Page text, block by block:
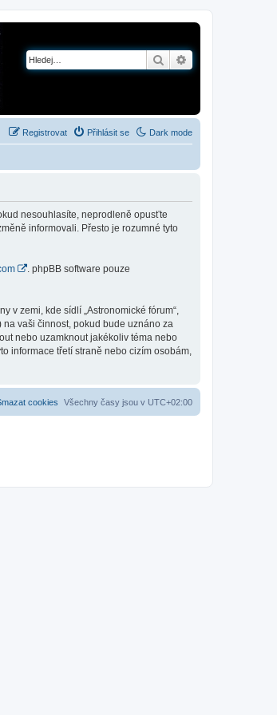
Hledat
Dark mode
Přihlásit se
Registrovat
nesouhlasíte, neprodleně opusťte
informovali. Přesto je rozumné tyto
. phpBB software pouze
v zemi, kde sídlí „Astronomické fórum“,
vaši činnost, pokud bude uznáno za
nebo uzamknout jakékoliv téma nebo
informace třetí straně nebo cizím osobám,
Všechny časy jsou v UTC+02:00
cookies